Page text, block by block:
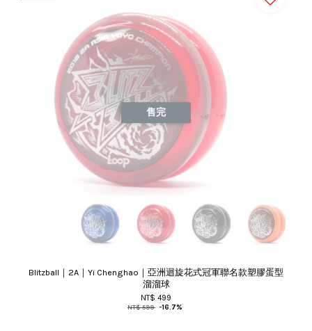
售完
Blitzball｜2A｜Yi Chenghao｜亞洲迴旋花式冠軍聯名款塑膠蛋型
溜溜球
NT$ 499
NT$ 599 -16.7%